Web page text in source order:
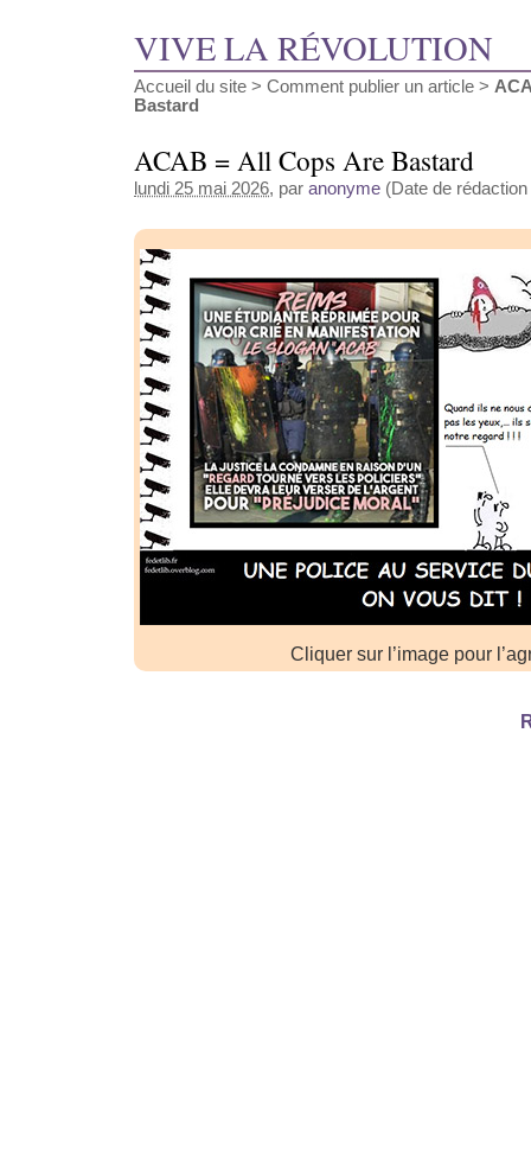
VIVE LA RÉVOLUTION
Accueil du site > Comment publier un article >
Bastard
ACAB = All Cops Are Bastard
lundi 25 mai 2026, par anonyme (Date de
Cliquer sur l’image pour